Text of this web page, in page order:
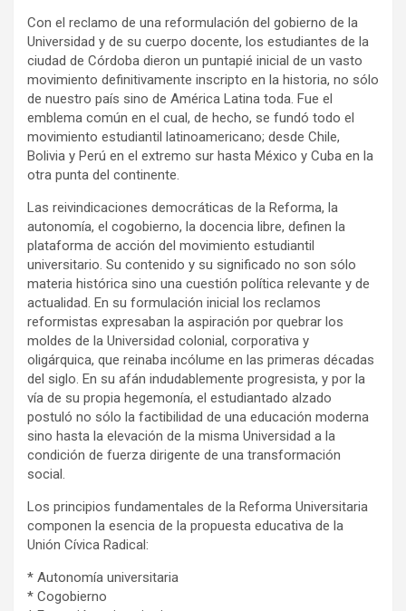
Con el reclamo de una reformulación del gobierno de la
Universidad y de su cuerpo docente, los estudiantes de la
ciudad de Córdoba dieron un puntapié inicial de un vasto
movimiento definitivamente inscripto en la historia, no sólo
de nuestro país sino de América Latina toda. Fue el
emblema común en el cual, de hecho, se fundó todo el
movimiento estudiantil latinoamericano; desde Chile,
Bolivia y Perú en el extremo sur hasta México y Cuba en la
otra punta del continente.
Las reivindicaciones democráticas de la Reforma, la
autonomía, el cogobierno, la docencia libre, definen la
plataforma de acción del movimiento estudiantil
universitario. Su contenido y su significado no son sólo
materia histórica sino una cuestión política relevante y de
actualidad. En su formulación inicial los reclamos
reformistas expresaban la aspiración por quebrar los
moldes de la Universidad colonial, corporativa y
oligárquica, que reinaba incólume en las primeras décadas
del siglo. En su afán indudablemente progresista, y por la
vía de su propia hegemonía, el estudiantado alzado
postuló no sólo la factibilidad de una educación moderna
sino hasta la elevación de la misma Universidad a la
condición de fuerza dirigente de una transformación
social.
Los principios fundamentales de la Reforma Universitaria
componen la esencia de la propuesta educativa de la
Unión Cívica Radical:
* Autonomía universitaria
* Cogobierno